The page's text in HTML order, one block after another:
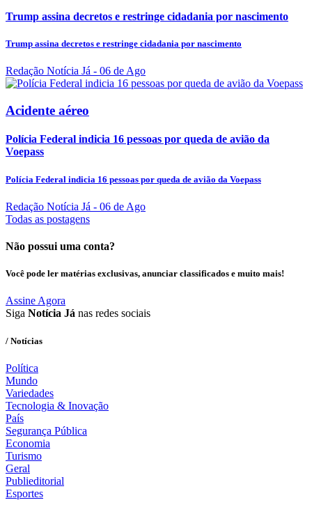
Trump assina decretos e restringe cidadania por nascimento
Trump assina decretos e restringe cidadania por nascimento
Redação Notícia Já - 06 de Ago
Acidente aéreo
Polícia Federal indicia 16 pessoas por queda de avião da
Voepass
Polícia Federal indicia 16 pessoas por queda de avião da Voepass
Redação Notícia Já - 06 de Ago
Todas as postagens
Não possui uma conta?
Você pode ler matérias exclusivas, anunciar classificados e muito mais!
Assine Agora
Siga Notícia Já nas redes sociais
/ Notícias
Política
Mundo
Variedades
Tecnologia & Inovação
País
Segurança Pública
Economia
Turismo
Geral
Publieditorial
Esportes